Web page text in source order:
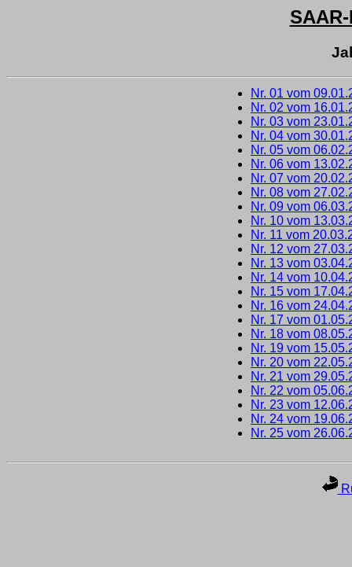
Nr. 01 vom
Nr. 02 vom
Nr. 03 vom
Nr. 04 vom
Nr. 05 vom
Nr. 06 vom
Nr. 07 vom
Nr. 08 vom
Nr. 09 vom
Nr. 10 vom
Nr. 11 vom
Nr. 12 vom
Nr. 13 vom
Nr. 14 vom
Nr. 15 vom
Nr. 16 vom
Nr. 17 vom
Nr. 18 vom
Nr. 19 vom
Nr. 20 vom
Nr. 21 vom
Nr. 22 vom
Nr. 23 vom
Nr. 24 vom
Nr. 25 vom